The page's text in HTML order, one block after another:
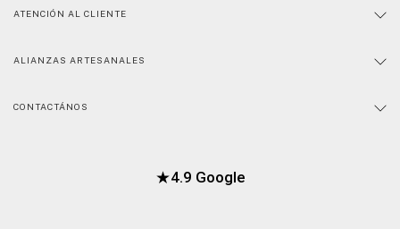
ATENCIÓN AL CLIENTE
ALIANZAS ARTESANALES
CONTACTÁNOS
★4.9 Google